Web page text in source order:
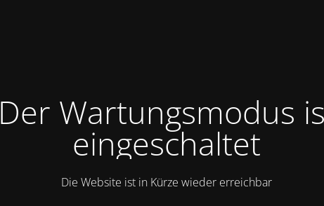
Der Wartungsmodus
eingeschaltet
Die Website ist in Kürze wieder erreichbar